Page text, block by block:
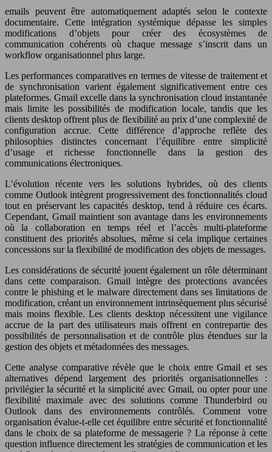
emails peuvent être automatiquement adaptés selon le contexte
documentaire. Cette intégration systémique dépasse les simples
modifications d’objets pour créer des écosystèmes de
communication cohérents où chaque message s’inscrit dans un
workflow organisationnel plus large.
Les performances comparatives en termes de vitesse de traitement et
de synchronisation varient également significativement entre ces
plateformes. Gmail excelle dans la synchronisation cloud instantanée
mais limite les possibilités de modification locale, tandis que les
clients desktop offrent plus de flexibilité au prix d’une complexité de
configuration accrue. Cette différence d’approche reflète des
philosophies distinctes concernant l’équilibre entre simplicité
d’usage et richesse fonctionnelle dans la gestion des
communications électroniques.
L’évolution récente vers les solutions hybrides, où des clients
comme Outlook intègrent progressivement des fonctionnalités cloud
tout en préservant les capacités desktop, tend à réduire ces écarts.
Cependant, Gmail maintient son avantage dans les environnements
où la collaboration en temps réel et l’accès multi-plateforme
constituent des priorités absolues, même si cela implique certaines
concessions sur la flexibilité de modification des objets de messages.
Les considérations de sécurité jouent également un rôle déterminant
dans cette comparaison. Gmail intègre des protections avancées
contre le phishing et le malware directement dans ses limitations de
modification, créant un environnement intrinsèquement plus sécurisé
mais moins flexible. Les clients desktop nécessitent une vigilance
accrue de la part des utilisateurs mais offrent en contrepartie des
possibilités de personnalisation et de contrôle plus étendues sur la
gestion des objets et métadonnées des messages.
Cette analyse comparative révèle que le choix entre Gmail et ses
alternatives dépend largement des priorités organisationnelles :
privilégier la sécurité et la simplicité avec Gmail, ou opter pour une
flexibilité maximale avec des solutions comme Thunderbird ou
Outlook dans des environnements contrôlés. Comment votre
organisation évalue-t-elle cet équilibre entre sécurité et fonctionnalité
dans le choix de sa plateforme de messagerie ? La réponse à cette
question influence directement les stratégies de communication et les